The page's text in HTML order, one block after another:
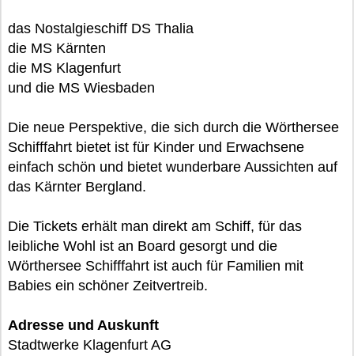
das Nostalgieschiff DS Thalia
die MS Kärnten
die MS Klagenfurt
und die MS Wiesbaden
Die neue Perspektive, die sich durch die Wörthersee
Schifffahrt bietet ist für Kinder und Erwachsene
einfach schön und bietet wunderbare Aussichten auf
das Kärnter Bergland.
Die Tickets erhält man direkt am Schiff, für das
leibliche Wohl ist an Board gesorgt und die
Wörthersee Schifffahrt ist auch für Familien mit
Babies ein schöner Zeitvertreib.
Adresse und Auskunft
Stadtwerke Klagenfurt AG